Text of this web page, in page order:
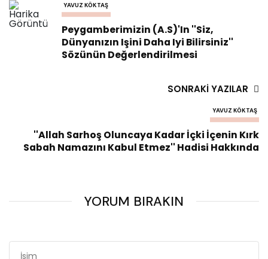
YAVUZ KÖKTAŞ
Peygamberimizin (a.s)'ın ''siz,
Dünyanızın Işini Daha Iyi Bilirsiniz''
Sözünün Değerlendirilmesi
SONRAKI YAZILAR
YAVUZ KÖKTAŞ
''Allah Sarhoş Oluncaya Kadar İçki İçenin Kırk
Sabah Namazını Kabul Etmez'' Hadisi Hakkında
YORUM BIRAKIN